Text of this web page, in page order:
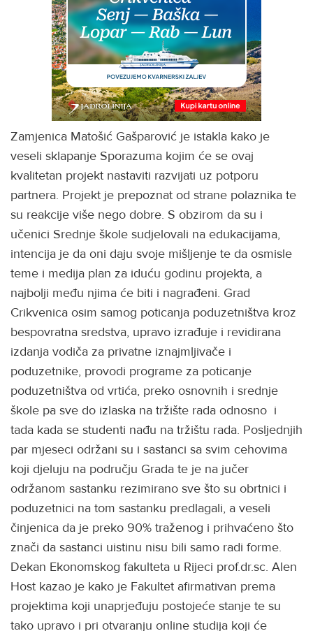
Zamjenica Matošić Gašparović je istakla kako je
veseli sklapanje Sporazuma kojim će se ovaj
kvalitetan projekt nastaviti razvijati uz potporu
partnera. Projekt je prepoznat od strane polaznika te
su reakcije više nego dobre. S obzirom da su i
učenici Srednje škole sudjelovali na edukacijama,
intencija je da oni daju svoje mišljenje te da osmisle
teme i medija plan za iduću godinu projekta, a
najbolji među njima će biti i nagrađeni. Grad
Crikvenica osim samog poticanja poduzetništva kroz
bespovratna sredstva, upravo izrađuje i revidirana
izdanja vodiča za privatne iznajmljivače i
poduzetnike, provodi programe za poticanje
poduzetništva od vrtića, preko osnovnih i srednje
škole pa sve do izlaska na tržište rada odnosno i
tada kada se studenti nađu na tržištu rada. Posljednjih
par mjeseci održani su i sastanci sa svim cehovima
koji djeluju na području Grada te je na jučer
održanom sastanku rezimirano sve što su obrtnici i
poduzetnici na tom sastanku predlagali, a veseli
činjenica da je preko 90% traženog i prihvaćeno što
znači da sastanci uistinu nisu bili samo radi forme.
Dekan Ekonomskog fakulteta u Rijeci prof.dr.sc. Alen
Host kazao je kako je Fakultet afirmativan prema
projektima koji unaprjeđuju postojeće stanje te su
tako upravo i pri otvaranju online studija koji će